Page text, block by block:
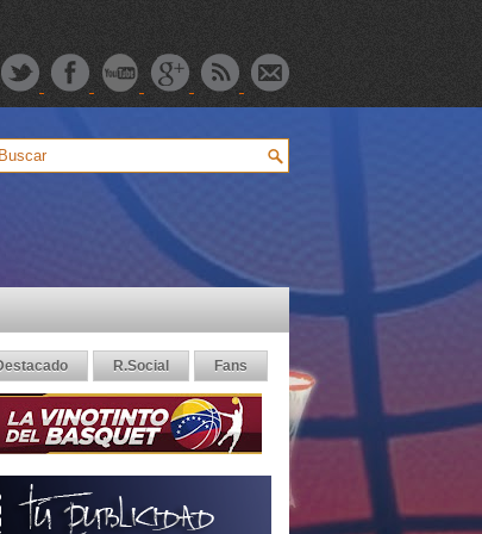
R.Social Fans